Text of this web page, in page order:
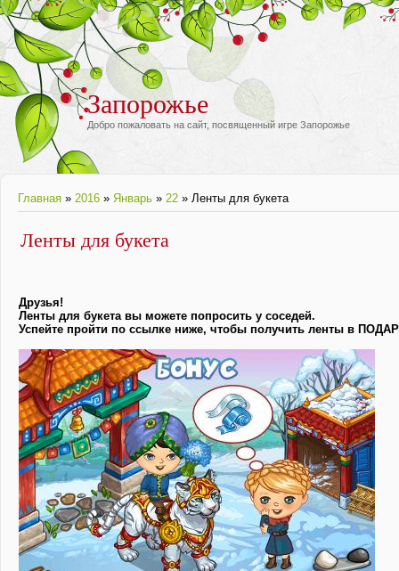
Запорожье
Добро пожаловать на сайт, посвященный игре Запорожье
Главная » 2016 » Январь » 22 » Ленты для букета
Ленты для букета
Друзья!
Ленты для букета вы можете попросить у соседей.
Успейте пройти по ссылке ниже, чтобы получить ленты в